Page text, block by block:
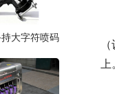
上
大字符喷码